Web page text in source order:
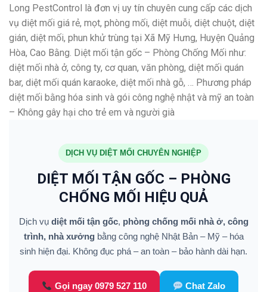
Long PestControl là đơn vị uy tín chuyên cung cấp các dịch
vụ diệt mối giá rẻ, mọt, phòng mối, diệt muỗi, diệt chuột, diệt
gián, diệt mối, phun khử trùng tại Xã Mỹ Hưng, Huyện Quảng
Hòa, Cao Bằng. Diệt mối tận gốc – Phòng Chống Mối như:
diệt mối nhà ở, công ty, cơ quan, văn phòng, diệt mối quán
bar, diệt mối quán karaoke, diệt mối nhà gỗ, … Phương pháp
diệt mối bằng hóa sinh và gói công nghệ nhật và mỹ an toàn
– Không gây hại cho trẻ em và người già
DỊCH VỤ DIỆT MỐI CHUYÊN NGHIỆP
DIỆT MỐI TẬN GỐC – PHÒNG
CHỐNG MỐI HIỆU QUẢ
Dịch vụ diệt mối tận gốc, phòng chống mối nhà ở, công
trình, nhà xưởngbằng công nghệ Nhật Bản – Mỹ – hóa
sinh hiện đại. Không đục phá – an toàn – bảo hành dài hạn.
Gọi ngay 0979 527 110 Chat Zalo